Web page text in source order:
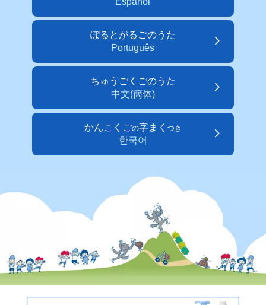
ぽるとがるごのうた
Português
ちゅうごくごのうた
中文(簡体)
かんこくごの字まく つき
한국어